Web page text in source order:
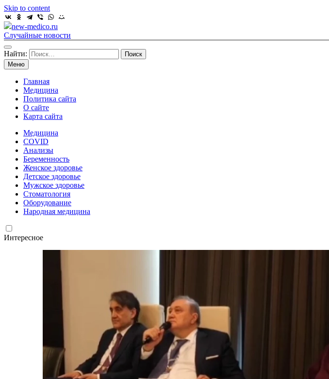
Skip to content
new-medico.ru
Случайные новости
Найти:
Меню
Главная
Медицина
Политика сайта
О сайте
Карта сайта
Медицина
COVID
Анализы
Беременность
Женское здоровье
Детское здоровье
Мужское здоровье
Стоматология
Оборудование
Народная медицина
Интересное